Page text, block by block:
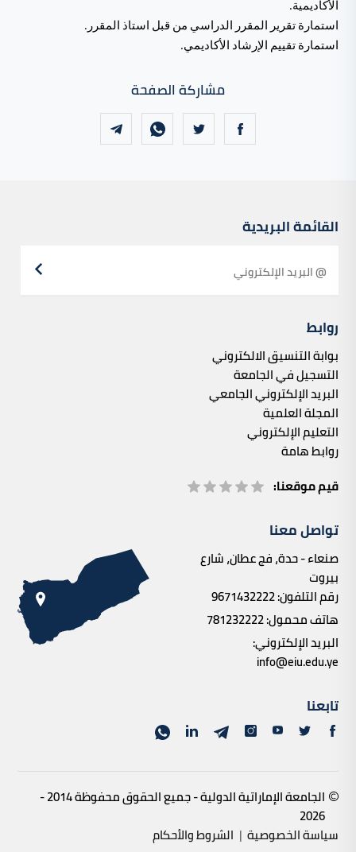
الأكاديمية.
استمارة تقرير المقرر الدراسي من قبل استاذ المقرر.
استمارة تقييم الإرشاد الأكاديمي.
مشاركة الصفحة
القائمة البريدية
روابط
بوابة التنسيق الالكتروني
التسجيل في الجامعة
البريد الإلكتروني الجامعي
المجلة العلمية
التعليم الإلكتروني
روابط هامة
قيم موقعنا:
تواصل معنا
صنعاء - حدة، فج عطان، شارع
بيروت
رقم التلفون:9671432222
هاتف محمول:781232222
البريد الإلكتروني:
info@eiu.edu.ye
تابعنا
الجامعة الإماراتية الدولية - جميع الحقوق محفوظة 2014 -
2026
سياسة الخصوصية | الشروط والأحكام